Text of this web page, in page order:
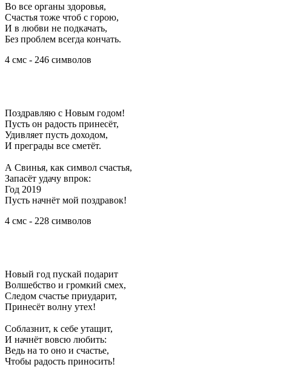
Во все органы здоровья,
Счастья тоже чтоб с горою,
И в любви не подкачать,
Без проблем всегда кончать.
4 смс - 246 символов
Поздравляю с Новым годом!
Пусть он радость принесёт,
Удивляет пусть доходом,
И преграды все сметёт.
А Свинья, как символ счастья,
Запасёт удачу впрок:
Год 2019
Пусть начнёт мой поздравок!
4 смс - 228 символов
Новый год пускай подарит
Волшебство и громкий смех,
Следом счастье приударит,
Принесёт волну утех!
Соблазнит, к себе утащит,
И начнёт вовсю любить:
Ведь на то оно и счастье,
Чтобы радость приносить!